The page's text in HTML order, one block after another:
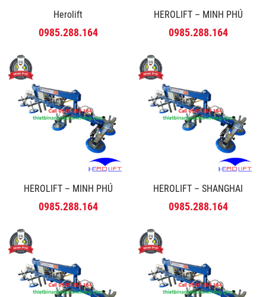
Herolift
0985.288.164
HEROLIFT – MINH PHÚ
0985.288.164
HEROLIFT – MINH PHÚ
0985.288.164
HEROLIFT – SHANGHAI
0985.288.164